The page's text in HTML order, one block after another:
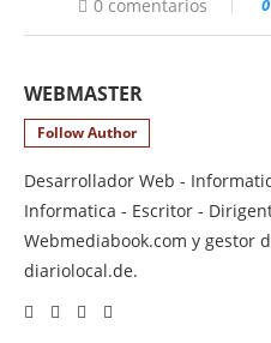
0 comentarios 0
WEBMASTER
Follow Author
Desarrollador Web -
Informatica - Escritor -
Webmediabook.com y gestor
diariolocal.de.